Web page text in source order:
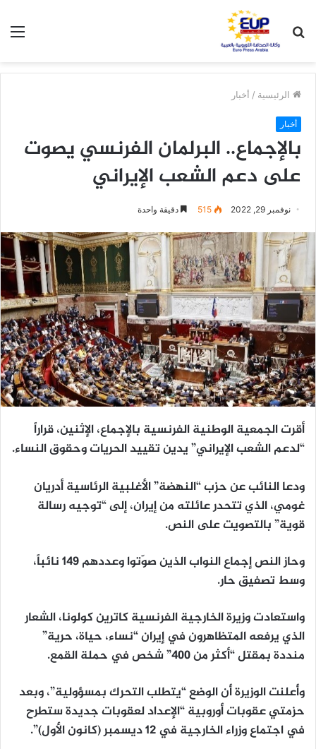
عن
الرئيسية / أخبار
أخبار
بالإجماع.. البرلمان الفرنسي يصوت
على دعم الشعب الإيراني
نوفمبر 29, 2022 515 دقيقة واحدة
أقرت الجمعية الوطنية الفرنسية بالإجماع، الإثنين، قراراً
“لدعم الشعب الإيراني” يدين تقييد الحريات وحقوق النساء.
ودعا النائب عن حزب “النهضة” الأغلبية الرئاسية أدريان
غومي، الذي تتحدر عائلته من إيران، إلى “توجيه رسالة
قوية” بالتصويت على النص.
وحاز النص إجماع النواب الذين صوّتوا وعددهم 149 نائباً،
وسط تصفيق حار.
واستعادت وزيرة الخارجية الفرنسية كاترين كولونا، الشعار
الذي يرفعه المتظاهرون في إيران “نساء، حياة، حرية”
منددة بمقتل “أكثر من 400” شخص في حملة القمع.
وأعلنت الوزيرة أن الوضع “يتطلب التحرك بمسؤولية”، وبعد
حزمتي عقوبات أوروبية “الإعداد لعقوبات جديدة ستطرح
في اجتماع وزراء الخارجية في 12 ديسمبر (كانون الأول)”.